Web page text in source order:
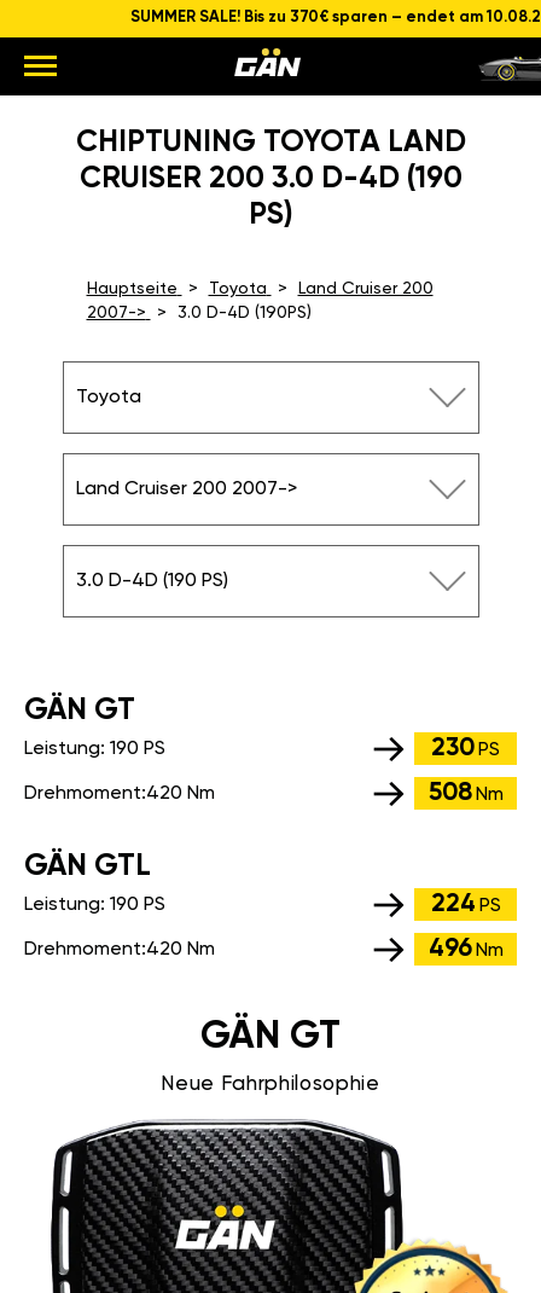
SUMMER SALE! Bis zu 370€ sparen – endet am
CHIPTUNING TOYOTA LAND
CRUISER 200 3.0 D-4D (190
PS)
Hauptseite Toyota
Land Cruiser 200
2007->
3.0 D-4D (190PS)
Toyota
Land Cruiser 200 2007->
3.0 D-4D (190 PS)
GÄN GT
Leistung: 190 PS 230 PS
Drehmoment:420 Nm 508 Nm
GÄN GTL
Leistung: 190 PS 224 PS
Drehmoment:420 Nm 496 Nm
GÄN GT
Neue Fahrphilosophie